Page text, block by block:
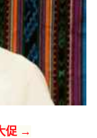
促 →